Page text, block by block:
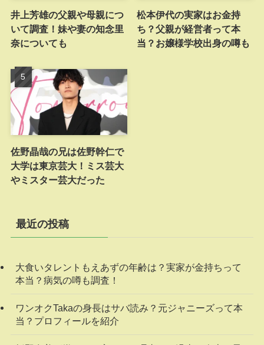
井上芳雄の父親や母親につ
いて調査！妹や妻の知念里
奈についても
松本伊代の実家はお金持
ち？父親が経営者って本
当？お嬢様学校出身の噂も
佐野晶哉の兄は佐野幹仁で
大学は東京芸大！ミス芸大
やミスター芸大だった
最近の投稿
大食いタレントもえあずの年齢は？実家が金持ちって
本当？病気の噂も調査！
ワンオクTakaの身長はサバ読み？元ジャニーズって本
当？プロフィールを紹介